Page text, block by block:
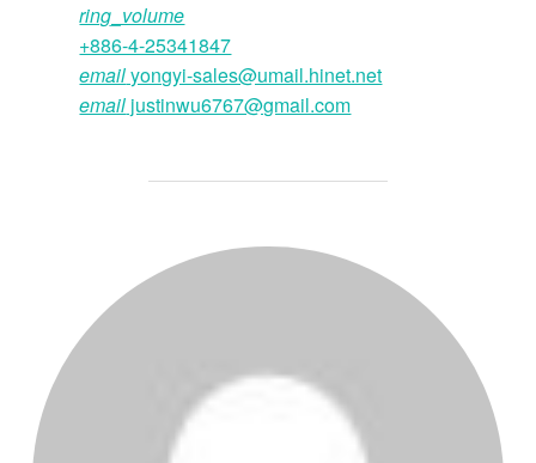
ring_volume
+886-4-25341847
emailyongyi-sales@umail.hinet.net
email justinwu6767@gmail.com
POST AUTHOR